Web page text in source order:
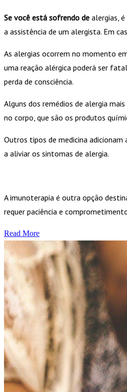
Se você está sofrendo de alergias,
a assistência de um alergista. Em
As alergias ocorrem no momento
uma reação alérgica poderá ser
perda de consciência.
Alguns dos remédios de alergia
no corpo, que são os produtos
Outros tipos de medicina
a aliviar os sintomas de alergia.
A imunoterapia é outra opção
requer paciência e
Read More